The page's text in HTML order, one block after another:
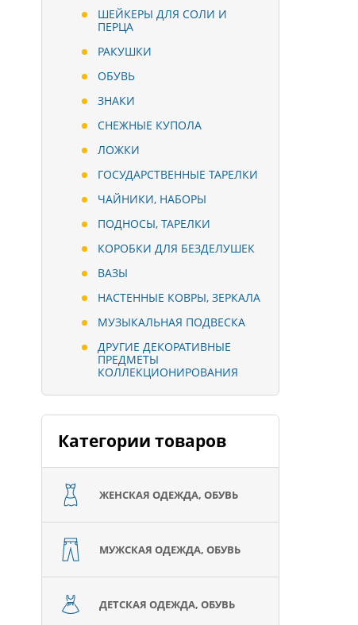
ШЕЙКЕРЫ ДЛЯ СОЛИ И
ПЕРЦА
РАКУШКИ
ОБУВЬ
ЗНАКИ
СНЕЖНЫЕ КУПОЛА
ЛОЖКИ
ГОСУДАРСТВЕННЫЕ ТАРЕЛКИ
ЧАЙНИКИ, НАБОРЫ
ПОДНОСЫ, ТАРЕЛКИ
КОРОБКИ ДЛЯ БЕЗДЕЛУШЕК
ВАЗЫ
НАСТЕННЫЕ КОВРЫ, ЗЕРКАЛА
МУЗЫКАЛЬНАЯ ПОДВЕСКА
ДРУГИЕ ДЕКОРАТИВНЫЕ
ПРЕДМЕТЫ
КОЛЛЕКЦИОНИРОВАНИЯ
Категории товаров
ЖЕНСКАЯ ОДЕЖДА, ОБУВЬ
МУЖСКАЯ ОДЕЖДА, ОБУВЬ
ДЕТСКАЯ ОДЕЖДА, ОБУВЬ